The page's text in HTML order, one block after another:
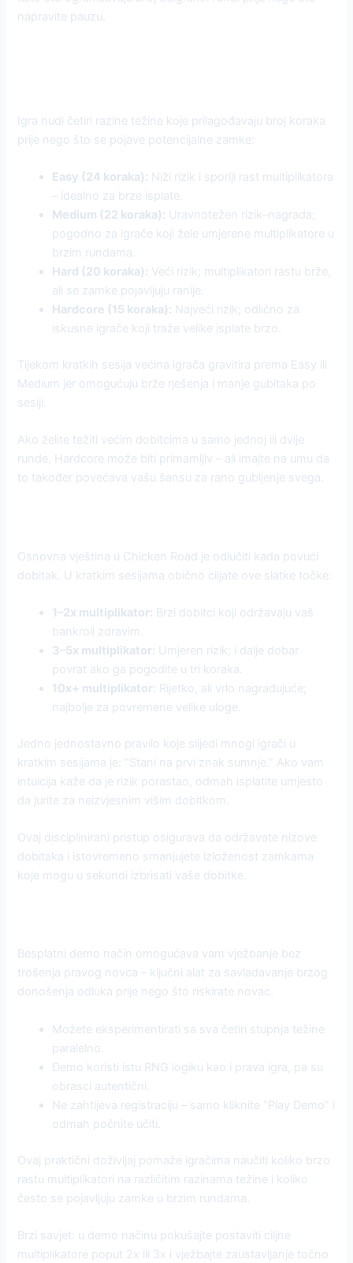
napravite pauzu.
Igra nudi četiri razine težine koje prilagođavaju broj koraka
prije nego što se pojave potencijalne zamke:
Easy (24 koraka): Niži rizik i sporiji rast multiplikatora
– idealno za brze isplate.
Medium (22 koraka): Uravnotežen rizik–nagrada;
pogodno za igrače koji žele umjerene multiplikatore u
brzim rundama.
Hard (20 koraka): Veći rizik; multiplikatori rastu brže,
ali se zamke pojavljuju ranije.
Hardcore (15 koraka): Najveći rizik; odlično za
iskusne igrače koji traže velike isplate brzo.
Tijekom kratkih sesija većina igrača gravitira prema Easy ili
Medium jer omogućuju brže rješenja i manje gubitaka po
sesiji.
Ako želite težiti većim dobitcima u samo jednoj ili dvije
runde, Hardcore može biti primamljiv – ali imajte na umu da
to također povećava vašu šansu za rano gubljenje svega.
Osnovna vještina u Chicken Road je odlučiti kada povući
dobitak. U kratkim sesijama obično ciljate ove slatke točke:
1–2x multiplikator: Brzi dobitci koji održavaju vaš
bankroll zdravim.
3–5x multiplikator: Umjeren rizik; i dalje dobar
povrat ako ga pogodite u tri koraka.
10x+ multiplikator: Rijetko, ali vrlo nagrađujuće;
najbolje za povremene velike uloge.
Jedno jednostavno pravilo koje slijedi mnogi igrači u
kratkim sesijama je: “Stani na prvi znak sumnje.” Ako vam
intuicija kaže da je rizik porastao, odmah isplatite umjesto
da jurite za neizvjesnim višim dobitkom.
Ovaj disciplinirani pristup osigurava da održavate nizove
dobitaka i istovremeno smanjujete izloženost zamkama
koje mogu u sekundi izbrisati vaše dobitke.
Besplatni demo način omogućava vam vježbanje bez
trošenja pravog novca – ključni alat za savladavanje brzog
donošenja odluka prije nego što riskirate novac.
Možete eksperimentirati sa sva četiri stupnja težine
paralelno.
Demo koristi istu RNG logiku kao i prava igra, pa su
obrasci autentični.
Ne zahtijeva registraciju – samo kliknite “Play Demo” i
odmah počnite učiti.
Ovaj praktični doživljaj pomaže igračima naučiti koliko brzo
rastu multiplikatori na različitim razinama težine i koliko
često se pojavljuju zamke u brzim rundama.
Brzi savjet: u demo načinu pokušajte postaviti ciljne
multiplikatore poput 2x ili 3x i vježbajte zaustavljanje točno